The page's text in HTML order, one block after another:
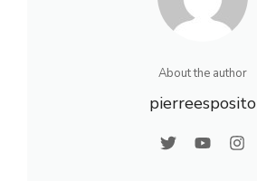
About the author
pierreesposito